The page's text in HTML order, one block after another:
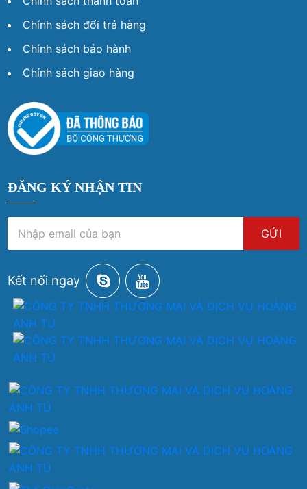
Chính sách đổi trả hàng
Chính sách bảo hành
Chính sách giao hàng
ĐĂNG KÝ NHẬN TIN
GỬI
Kết nối ngay